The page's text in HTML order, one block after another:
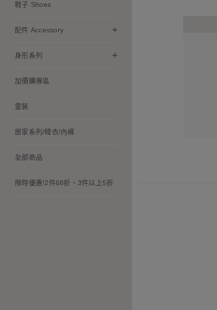
鞋子 Shoes
配件 Accessory
身形系列
加價購專區
童裝
居家系列/睡衣/內褲
全部商品
限時優惠!2件68折、3件以上5折